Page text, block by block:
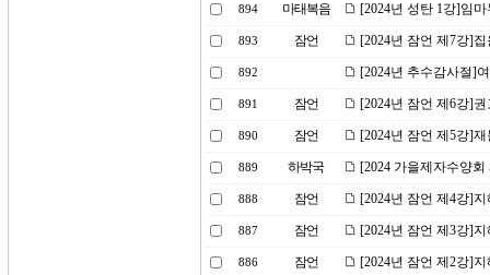
894 마태복음 [2024년 성탄 1강]임
893 잠언 [2024년 잠언 제7강]
892 [2024년 추수감사절]
891 잠언 [2024년 잠언 제6강]
890 잠언 [2024년 잠언 제5강]
889 하박국 [2024 가을제자수양
888 잠언 [2024년 잠언 제4강]
887 잠언 [2024년 잠언 제3강]
886 잠언 [2024년 잠언 제2강]